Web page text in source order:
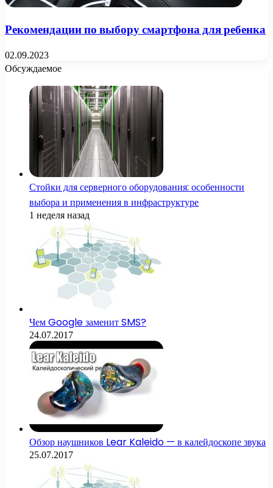
Рекомендации по выбору смартфона для ребенка
02.09.2023
Обсуждаемое
Стойки для серверного оборудования: особенности
выбора и применения в инфраструктуре
1 неделя назад
Чем Google заменит SMS?
24.07.2017
Обзор наушников Lear Kaleido — в калейдоскопе звука
25.07.2017